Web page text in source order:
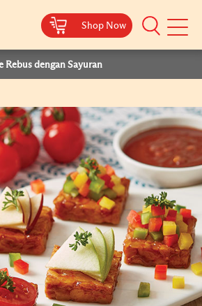
Shop Now
Mobile
Rebus dengan Sayuran